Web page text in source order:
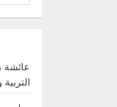
عائشة
التربية